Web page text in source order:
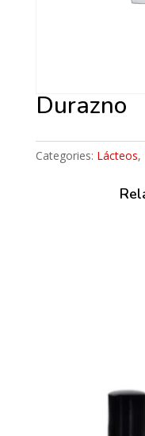
Durazno
Categories: Lácteos,